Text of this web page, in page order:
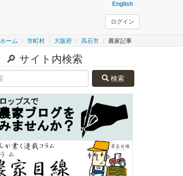
English
ログイン
ホーム 市町村 大阪府 高石市 農家記事
🔎 サイト内検索
検索